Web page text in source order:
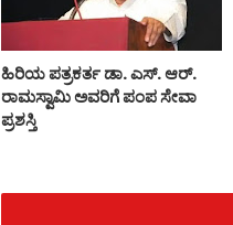
ಹಿರಿಯ ಪತ್ರಕರ್ತ ಡಾ. ಎಸ್. ಆರ್.
ರಾಮಸ್ವಾಮಿ ಅವರಿಗೆ ಪಂಪ ಸೇವಾ
ಪ್ರಶಸ್ತಿ